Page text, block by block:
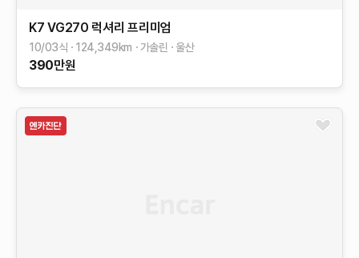
K7 VG270 럭셔리 프리미엄
10/03식 124,349km 가솔린 울산
390만원